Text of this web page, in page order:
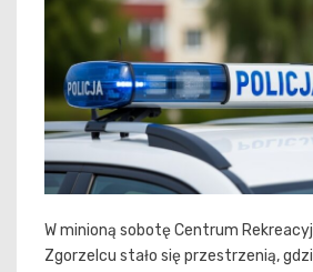
W minioną sobotę Centrum
Zgorzelcu stało się przestrzenią,